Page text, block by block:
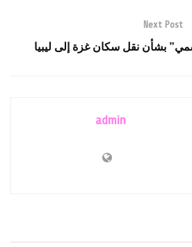
Next Post
بشأن نقل سكان غزة إلى ليبيا
admin